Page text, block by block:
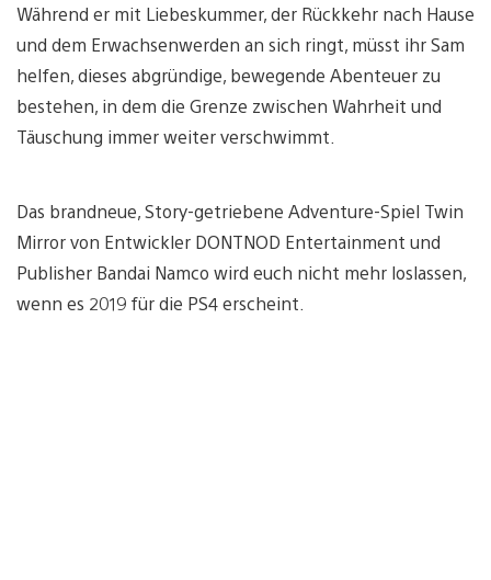
Während er mit Liebeskummer, der Rückkehr nach Hause
und dem Erwachsenwerden an sich ringt, müsst ihr Sam
helfen, dieses abgründige, bewegende Abenteuer zu
bestehen, in dem die Grenze zwischen Wahrheit und
Täuschung immer weiter verschwimmt.
Das brandneue, Story-getriebene Adventure-Spiel Twin
Mirror von Entwickler DONTNOD Entertainment und
Publisher Bandai Namco wird euch nicht mehr loslassen,
wenn es 2019 für die PS4 erscheint.